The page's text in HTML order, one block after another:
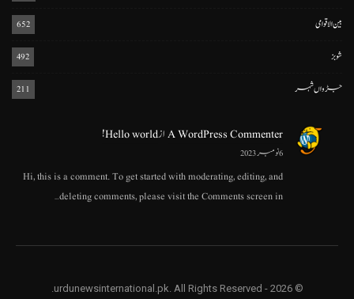
بین الاقوامی 652
شوبز 492
جڑواں شہر 211
A WordPress CommenterازHello world!
6 نومبر 2023
Hi, this is a comment. To get started with moderating, editing, and
deleting comments, please visit the Comments screen in…
© 2026 - urdunewsinternational.pk. All Rights Reserved.